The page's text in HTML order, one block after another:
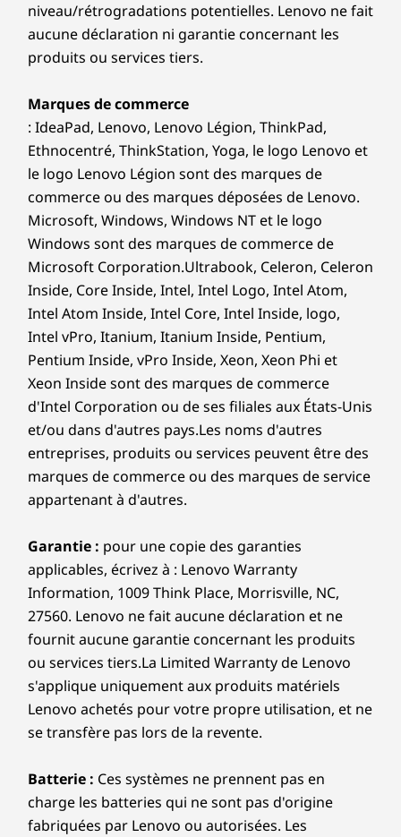
Accédez instantanément à l'ordinateur
portable IdeaPad 5i 2-en-1 via la connexion
Windows Hello et protégez votre
Web. Abordez les tâches avec une batterie qui
alimente toute la journée, se rechargeant
rapidement avec Rapid Charge Boost. Restez
connecté et productif en utilisant des ports
USB-C
®
polyvalent et un stylo numérique
Lenovo pour inspirer la créativité.
Conçu pour résister à
chaque aventure
Emportez n'importe quoi, n'importe où, avec
ce portable testé pour sa fiabilité. Conçu selon
les normes MIL-SPEC, votre ordinateur
portable IdeaPad 5 2-en-1 est conçu pour
gérer les températures extrêmes, l'altitude,
l'humidité, les vibrations, les chocs soudains,
les chutes et plus encore. Que vous vous
rendiez de la classe au café ou que vous
jeux, il est prêt pour l'aventure.
Conception
14 po WUXGA (1920 x 1200) LCD, rapport d'aspect
16:10, 300 nits, 60 Hz, 45 % NTSC, écran tactile, TÜV
Rheinland Low Blue Light (contrôlé par logiciels)
Dimensions (H x L x P)
17,5 mm x 313 mm x 227 mm / 0,68 pouces x
12,32 pouces x 8,93 pouces
Poids
À partir de 1,6 kg / 3,52 lbs
Stylet
Stylo numérique Lenovo 2
Couleur
Luna Grey
Cosmic Blue
Les spécifications peuvent varier selon la région/le modèle et la
disponibilité
Durabilité
Matériau
100 % d'aluminium recyclé utilisé dans le couvercle
supérieur (A)
90 % de contenu post-consommation (PCC) Plastique
recyclé utilisé dans le boîtier de l'adaptateur
90 % de plastique destiné à l'océan (OBP) utilisé dans le
sac système
Emballage certifié Forest Stewardship Council® pour
le carton
niveau/rétrogradations potentielles. Lenovo ne fait
aucune déclaration ni garantie concernant les
produits ou services tiers.
Marques de commerce
: IdeaPad, Lenovo, Lenovo Légion, ThinkPad,
Ethnocentré, ThinkStation, Yoga, le logo Lenovo et
le logo Lenovo Légion sont des marques de
commerce ou des marques déposées de Lenovo.
Microsoft, Windows, Windows NT et le logo
Windows sont des marques de commerce de
Microsoft Corporation.Ultrabook, Celeron, Celeron
Inside, Core Inside, Intel, Intel Logo, Intel Atom,
Intel Atom Inside, Intel Core, Intel Inside, logo,
Intel vPro, Itanium, Itanium Inside, Pentium,
Pentium Inside, vPro Inside, Xeon, Xeon Phi et
Xeon Inside sont des marques de commerce
d'Intel Corporation ou de ses filiales aux États-Unis
et/ou dans d'autres pays.Les noms d'autres
entreprises, produits ou services peuvent être des
marques de commerce ou des marques de service
appartenant à d'autres.
Garantie : pour une copie des garanties
applicables, écrivez à : Lenovo Warranty
Information, 1009 Think Place, Morrisville, NC,
27560. Lenovo ne fait aucune déclaration et ne
fournit aucune garantie concernant les produits
ou services tiers.La Limited Warranty de Lenovo
s'applique uniquement aux produits matériels
Lenovo achetés pour votre propre utilisation, et ne
se transfère pas lors de la revente.
Batterie : Ces systèmes ne prennent pas en
charge les batteries qui ne sont pas d'origine
fabriquées par Lenovo ou autorisées. Les